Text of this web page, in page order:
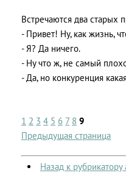
Встречаются два старых
- Привет! Ну, как жизнь,
- Я? Да ничего.
- Ну что ж, не самый
- Да, но конкуренция
1 2 3 4 5 6 7 8 9
Предыдущая страница
Назад к рубрикатору